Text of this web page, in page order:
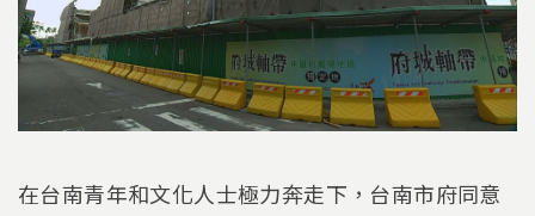
在台南青年和文化人士極力奔走下，台南市府同意